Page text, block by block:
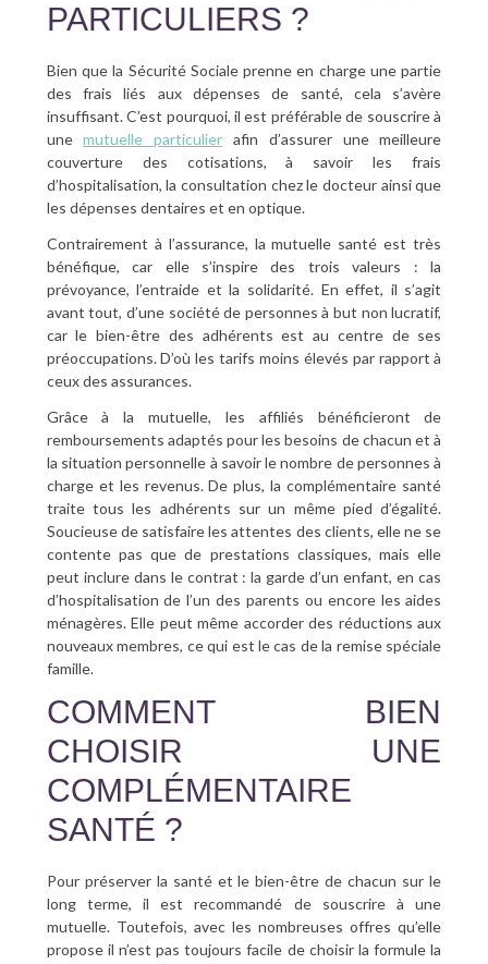
PARTICULIERS ?
Bien que la Sécurité Sociale prenne en charge une partie
des frais liés aux dépenses de santé, cela s’avère
insuffisant. C’est pourquoi, il est préférable de souscrire à
unemutuelle particulier afin d’assurer une meilleure
couverture des cotisations, à savoir les frais
d’hospitalisation, la consultation chez le docteur ainsi que
les dépenses dentaires et en optique.
Contrairement à l’assurance, la mutuelle santé est très
bénéfique, car elle s’inspire des trois valeurs : la
prévoyance, l’entraide et la solidarité. En effet, il s’agit
avant tout, d’une société de personnes à but non lucratif,
car le bien-être des adhérents est au centre de ses
préoccupations. D’où les tarifs moins élevés par rapport à
ceux des assurances.
Grâce à la mutuelle, les affiliés bénéficieront de
remboursements adaptés pour les besoins de chacun et à
la situation personnelle à savoir le nombre de personnes à
charge et les revenus. De plus, la complémentaire santé
traite tous les adhérents sur un même pied d’égalité.
Soucieuse de satisfaire les attentes des clients, elle ne se
contente pas que de prestations classiques, mais elle
peut inclure dans le contrat : la garde d’un enfant, en cas
d’hospitalisation de l’un des parents ou encore les aides
ménagères. Elle peut même accorder des réductions aux
nouveaux membres, ce qui est le cas de la remise spéciale
famille.
COMMENT BIEN
CHOISIR UNE
COMPLÉMENTAIRE
SANTÉ ?
Pour préserver la santé et le bien-être de chacun sur le
long terme, il est recommandé de souscrire à une
mutuelle. Toutefois, avec les nombreuses offres qu’elle
propose il n’est pas toujours facile de choisir la formule la